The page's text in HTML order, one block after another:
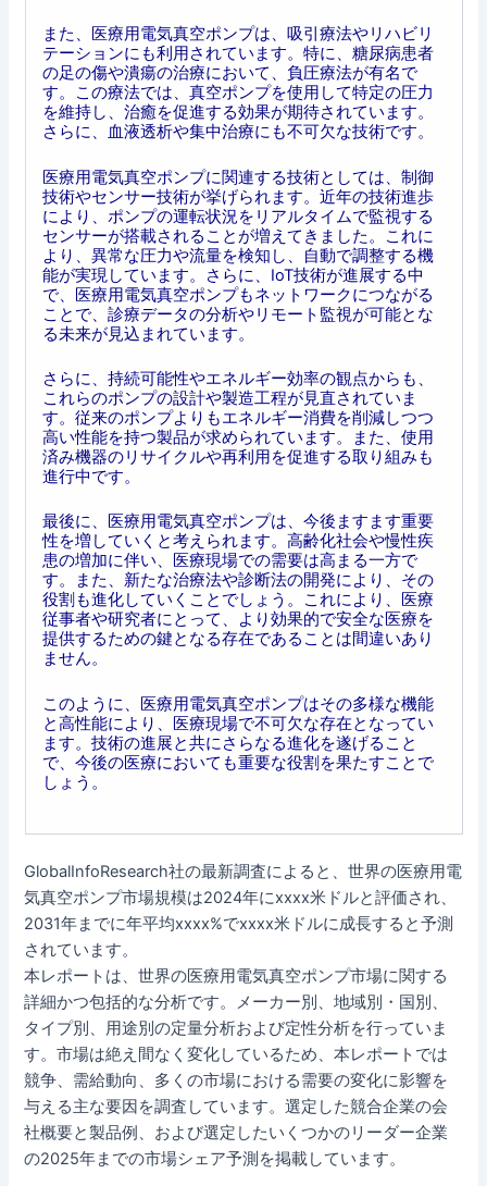
また、医療用電気真空ポンプは、吸引療法やリハビリ
テーションにも利用されています。特に、糖尿病患者
の足の傷や潰瘍の治療において、負圧療法が有名で
す。この療法では、真空ポンプを使用して特定の圧力
を維持し、治癒を促進する効果が期待されています。
さらに、血液透析や集中治療にも不可欠な技術です。
医療用電気真空ポンプに関連する技術としては、制御
技術やセンサー技術が挙げられます。近年の技術進歩
により、ポンプの運転状況をリアルタイムで監視する
センサーが搭載されることが増えてきました。これに
より、異常な圧力や流量を検知し、自動で調整する機
能が実現しています。さらに、IoT技術が進展する中
で、医療用電気真空ポンプもネットワークにつながる
ことで、診療データの分析やリモート監視が可能とな
る未来が見込まれています。
さらに、持続可能性やエネルギー効率の観点からも、
これらのポンプの設計や製造工程が見直されていま
す。従来のポンプよりもエネルギー消費を削減しつつ
高い性能を持つ製品が求められています。また、使用
済み機器のリサイクルや再利用を促進する取り組みも
進行中です。
最後に、医療用電気真空ポンプは、今後ますます重要
性を増していくと考えられます。高齢化社会や慢性疾
患の増加に伴い、医療現場での需要は高まる一方で
す。また、新たな治療法や診断法の開発により、その
役割も進化していくことでしょう。これにより、医療
従事者や研究者にとって、より効果的で安全な医療を
提供するための鍵となる存在であることは間違いあり
ません。
このように、医療用電気真空ポンプはその多様な機能
と高性能により、医療現場で不可欠な存在となってい
ます。技術の進展と共にさらなる進化を遂げること
で、今後の医療においても重要な役割を果たすことで
しょう。
GlobalInfoResearch社の最新調査によると、世界の医療用電
気真空ポンプ市場規模は2024年にxxxx米ドルと評価され、
2031年までに年平均xxxx%でxxxx米ドルに成長すると予測
されています。
本レポートは、世界の医療用電気真空ポンプ市場に関する
詳細かつ包括的な分析です。メーカー別、地域別・国別、
タイプ別、用途別の定量分析および定性分析を行っていま
す。市場は絶え間なく変化しているため、本レポートでは
競争、需給動向、多くの市場における需要の変化に影響を
与える主な要因を調査しています。選定した競合企業の会
社概要と製品例、および選定したいくつかのリーダー企業
の2025年までの市場シェア予測を掲載しています。